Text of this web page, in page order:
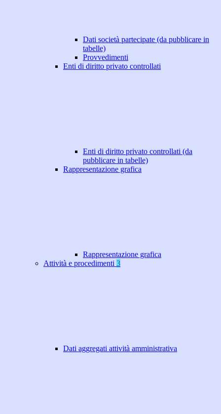
Dati società partecipate (da pubblicare in
tabelle)
Provvedimenti
Enti di diritto privato controllati
Enti di diritto privato controllati (da
pubblicare in tabelle)
Rappresentazione grafica
Rappresentazione grafica
Attività e procedimenti 3
Dati aggregati attività amministrativa